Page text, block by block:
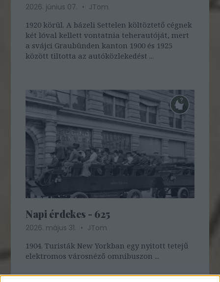
2026. június 07.
JTom
1920 körül. A bázeli Settelen költöztető cégnek
két lóval kellett vontatnia teherautóját, mert
a svájci Graubünden kanton 1900 és 1925
között tiltotta az autóközlekedést ...
Napi érdekes - 625
2026. május 31.
JTom
1904. Turisták New Yorkban egy nyitott tetejű
elektromos városnéző omnibuszon ...